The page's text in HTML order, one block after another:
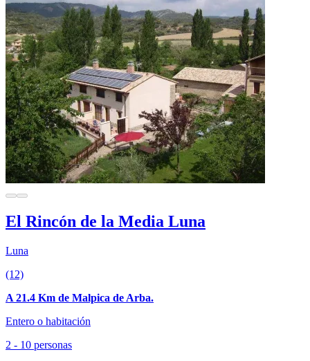
El Rincón de la Media Luna
Luna
(12)
A 21.4 Km de Malpica de Arba.
Entero o habitación
2 - 10 personas